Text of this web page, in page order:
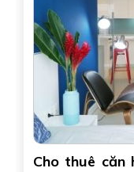
Cho thuê căn